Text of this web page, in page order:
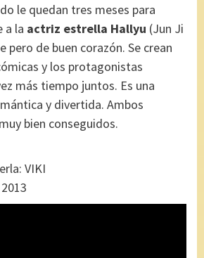
le quedan tres meses para
a la actriz estrella Hallyu (Jun Ji
pero de buen corazón. Se crean
y los protagonistas
más tiempo juntos. Es una
y divertida. Ambos
bien conseguidos.
VIKI